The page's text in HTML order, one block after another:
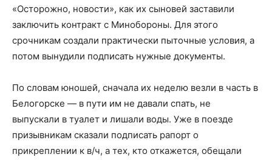
«Осторожно, новости», как их сыновей заставили
заключить контракт с Минобороны. Для этого
срочникам создали практически пыточные условия, а
потом вынудили подписать нужные документы.
По словам юношей, сначала их неделю везли в часть в
Белогорске — в пути им не давали спать, не
выпускали в туалет и лишали воды. Уже в поезде
призывникам сказали подписать рапорт о
прикреплении к в/ч, а тех, кто откажется, обещали